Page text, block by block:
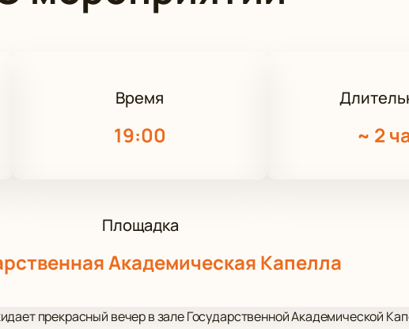
Время
19:00 ~ 2
Площадка
Академическая Капелла
прекрасный вечер в зале Государственной Академической